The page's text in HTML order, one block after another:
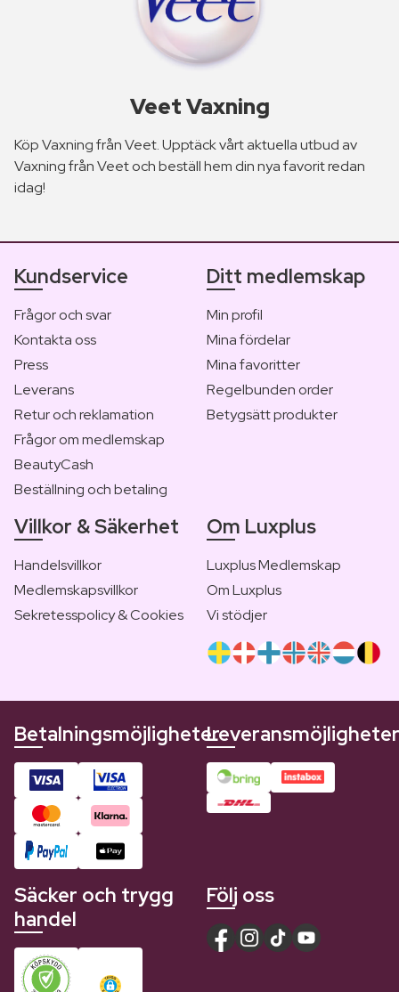
Veet Vaxning
Köp Vaxning från Veet. Upptäck vårt aktuella utbud av
Vaxning från Veet och beställ hem din nya favorit redan
idag!
Kundservice
Frågor och svar
Kontakta oss
Press
Leverans
Retur och reklamation
Frågor om medlemskap
BeautyCash
Beställning och betaling
Ditt medlemskap
Min profil
Mina fördelar
Mina favoritter
Regelbunden order
Betygsätt produkter
Villkor & Säkerhet
Handelsvillkor
Medlemskapsvillkor
Sekretesspolicy & Cookies
Om Luxplus
Luxplus Medlemskap
Om Luxplus
Vi stödjer
BetalningsmöjligheterLeveransmöjligheter
Säcker och trygg
handel
Följ oss